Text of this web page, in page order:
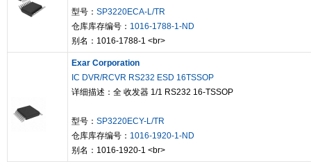
型号： SP3220ECA-L/TR
仓库库存编号： 1016-1788-1-ND
别名：1016-1788-1 <br>
Exar Corporation
IC DVR/RCVR RS232 ESD 16TSSOP
详细描述：全 收发器 1/1 RS232 16-TSSOP
型号： SP3220ECY-L/TR
仓库库存编号： 1016-1920-1-ND
别名：1016-1920-1 <br>